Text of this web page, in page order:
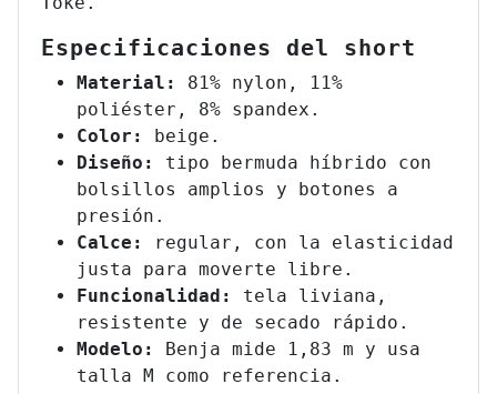
Especificaciones del short
Material:
81% nylon, 11%
poliéster, 8% spandex.
Color: beige.
Diseño: tipo bermuda híbrido con
bolsillos amplios y botones a
presión.
Calce:
regular, con la elasticidad
justa para moverte libre.
Funcionalidad:
tela liviana,
resistente y de secado rápido.
Modelo:
Benja mide 1,83 m y usa
talla M como referencia.